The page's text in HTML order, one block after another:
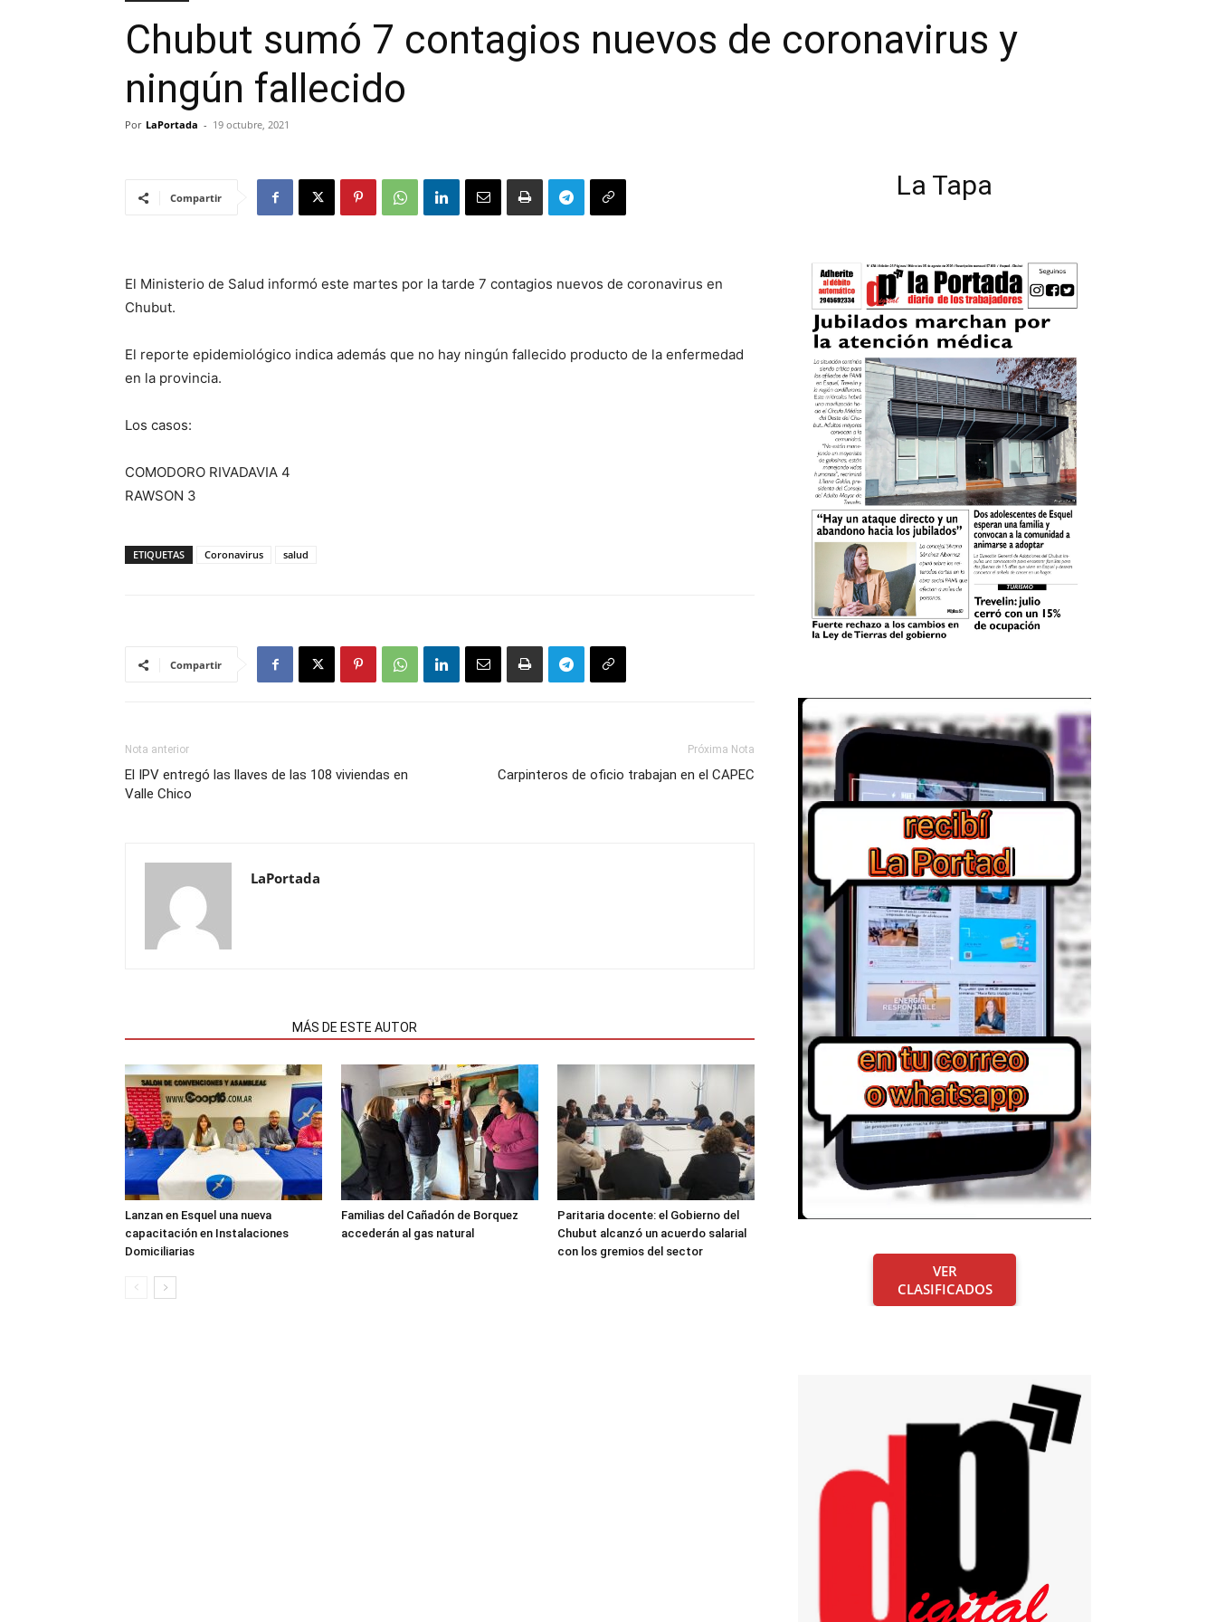
Chubut sumó 7 contagios nuevos de coronavirus y
ningún fallecido
Por LaPortada - 19 octubre, 2021
Compartir
El Ministerio de Salud informó este martes por la tarde 7 contagios nuevos de coronavirus en
Chubut.
El reporte epidemiológico indica además que no hay ningún fallecido producto de la enfermedad
en la provincia.
Los casos:
COMODORO RIVADAVIA 4
RAWSON 3
ETIQUETAS Coronavirus salud
Compartir
Nota anterior
El IPV entregó las llaves de las 108 viviendas en
Valle Chico
Próxima Nota
Carpinteros de oficio trabajan en el CAPEC
LaPortada
MÁS DE ESTE AUTOR
Lanzan en Esquel una nueva
capacitación en Instalaciones
Domiciliarias
Familias del Cañadón de Borquez
accederán al gas natural
Paritaria docente: el Gobierno del
Chubut alcanzó un acuerdo salarial
con los gremios del sector
La Tapa
VER
CLASIFICADOS